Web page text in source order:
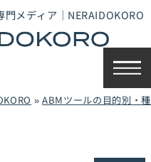
門メディア｜NERAIDOKORO
»ABMツールの目的別・